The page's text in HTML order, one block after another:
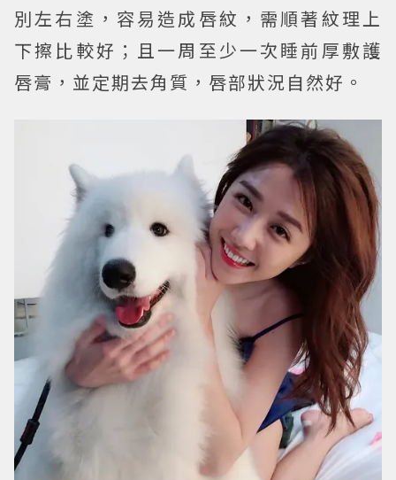
別左右塗，容易造成唇紋，需順著紋理上
下擦比較好；且一周至少一次睡前厚敷護
唇膏，並定期去角質，唇部狀況自然好。